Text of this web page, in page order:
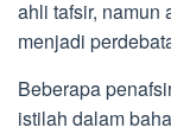
ahli tafsir, namun
menjadi
Beberapa
istilah dalam